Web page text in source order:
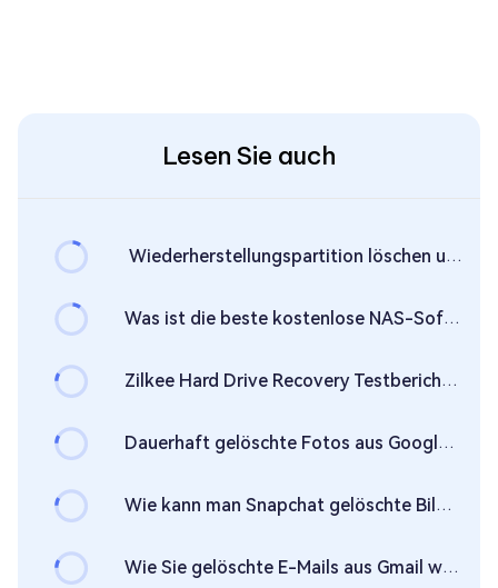
Lesen Sie auch
Wiederherstellungspartition löschen unter Windows 11 & 10: 3 sichere Methoden
Was ist die beste kostenlose NAS-Software im Jahr 2026?
Zilkee Hard Drive Recovery Testbericht im Jahr 2026 [Expertenbericht]
Dauerhaft gelöschte Fotos aus Google Fotos wiederherstellen - so geht's
Wie kann man Snapchat gelöschte Bilder wiederherstellen? [PC & Handy]
Wie Sie gelöschte E-Mails aus Gmail wiederherstellen